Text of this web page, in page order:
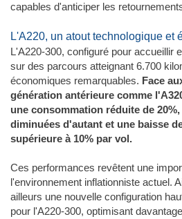
capables d'anticiper les
L'A220, un atout technologique et
L'A220-300, configuré pour accueillir
sur des parcours atteignant 6.700
économiques remarquables. Face
génération antérieure comme
une consommation réduite de
diminuées d'autant et une baisse
supérieure à 10% par vol.
Ces performances revêtent une
l'environnement inflationniste actuel.
ailleurs une nouvelle configuration
pour l'A220-300, optimisant